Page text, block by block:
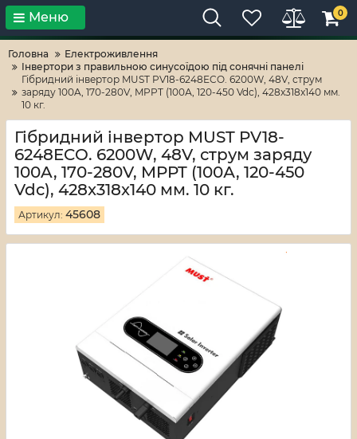
Тільки високі технології! RV-ZAFT
Меню 0
Головна
Електроживлення
Iнвертори з правильною синусоїдою під сонячні панелі
Гібридний інвертор MUST PV18-6248ECO. 6200W, 48V, струм
заряду 100A, 170-280V, MPPT (100А, 120-450 Vdc), 428x318x140 мм.
10 кг.
Гібридний інвертор MUST PV18-
6248ECO. 6200W, 48V, струм заряду
100A, 170-280V, MPPT (100А, 120-450
Vdc), 428x318x140 мм. 10 кг.
Артикул: 45608